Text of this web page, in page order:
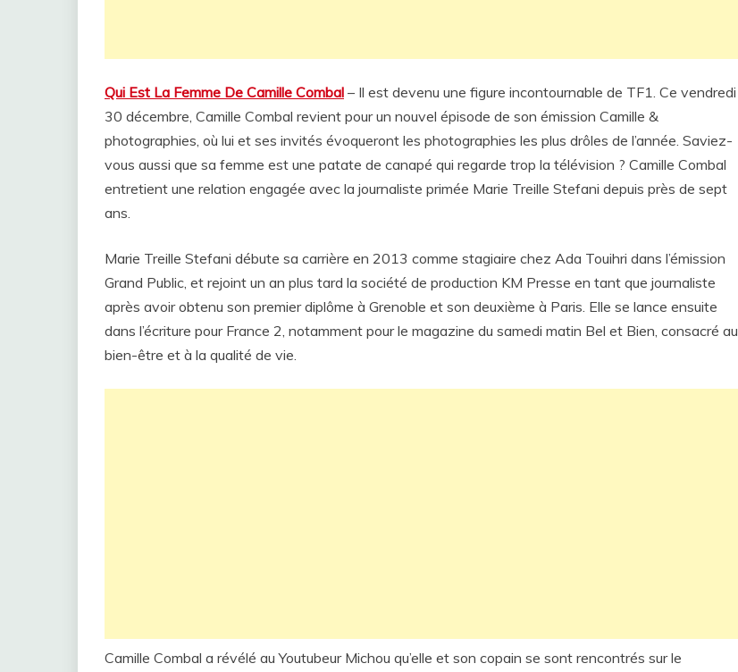
Qui Est La Femme De Camille Combal – Il est devenu une figure incontournable de TF1. Ce vendredi
30 décembre, Camille Combal revient pour un nouvel épisode de son émission Camille &
photographies, où lui et ses invités évoqueront les photographies les plus drôles de l’année. Saviez-
vous aussi que sa femme est une patate de canapé qui regarde trop la télévision ? Camille Combal
entretient une relation engagée avec la journaliste primée Marie Treille Stefani depuis près de sept
ans.
Marie Treille Stefani débute sa carrière en 2013 comme stagiaire chez Ada Touihri dans l’émission
Grand Public, et rejoint un an plus tard la société de production KM Presse en tant que journaliste
après avoir obtenu son premier diplôme à Grenoble et son deuxième à Paris. Elle se lance ensuite
dans l’écriture pour France 2, notamment pour le magazine du samedi matin Bel et Bien, consacré au
bien-être et à la qualité de vie.
Camille Combal a révélé au Youtubeur Michou qu’elle et son copain se sont rencontrés sur le